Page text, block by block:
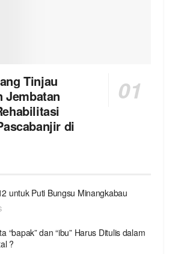
Tinjau
Jembatan
di
untuk Puti Bungsu Minangkabau
“bapak” dan “ibu” Harus Ditulis dalam
?